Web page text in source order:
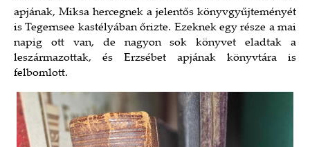
apjának, Miksa hercegnek a jelentős könyvgyűjteményét
is Tegernsee kastélyában őrizte. Ezeknek egy része a mai
napig ott van, de nagyon sok könyvet eladtak a
leszármazottak, és Erzsébet apjának könyvtára is
felbomlott.